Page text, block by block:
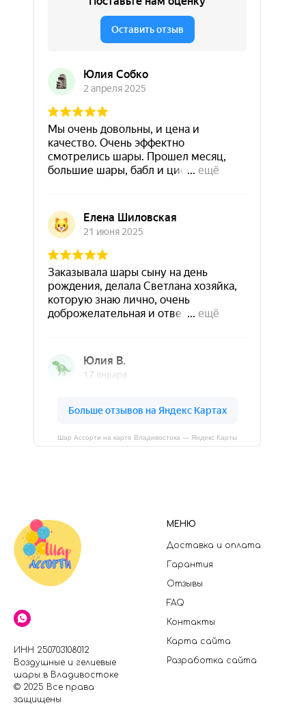
Шар Ассорти на карте Владивостока — Яндекс Карты
ИНН 250703108012
Воздушные и гелиевые
шары в Владивостоке
© 2025 Все права
защищены
МЕНЮ
Доставка и оплата
Гарантия
Отзывы
FAQ
Контакты
Карта сайта
Разработка сайта